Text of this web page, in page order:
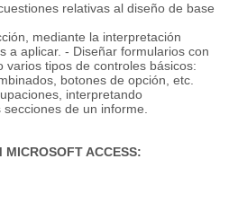
relativas al diseño de base
mediante la interpretación
a aplicar. - Diseñar formularios con
varios tipos de controles básicos:
botones de opción, etc.
interpretando
de un informe.
ACCESS: